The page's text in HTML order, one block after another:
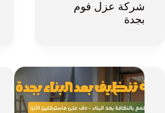
شركة عزل فوم
بجدة